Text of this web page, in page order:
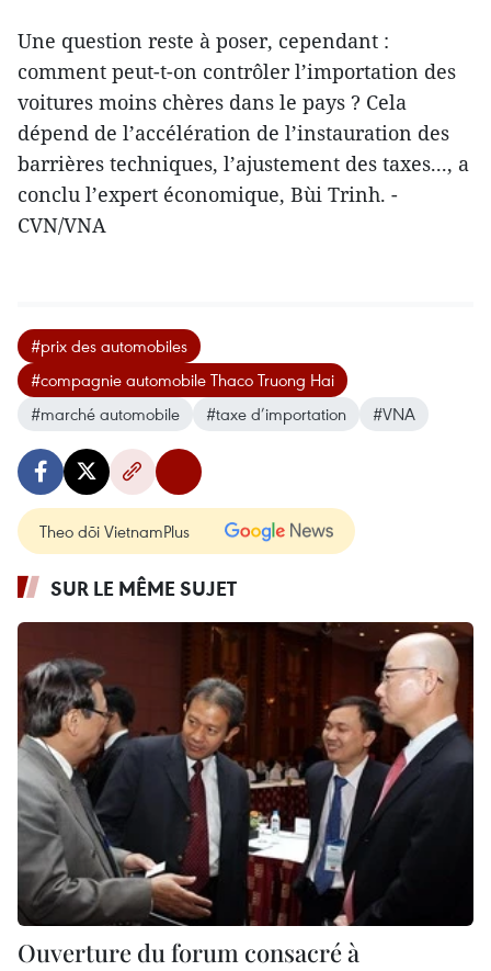
Une question reste à poser, cependant :
comment peut-t-on contrôler l’importation des
voitures moins chères dans le pays ? Cela
dépend de l’accélération de l’instauration des
barrières techniques, l’ajustement des taxes..., a
conclu l’expert économique, Bùi Trinh. -
CVN/VNA
#prix des automobiles
#compagnie automobile Thaco Truong Hai
#marché automobile
#taxe d’importation #VNA
Theo dõi VietnamPlus
SUR LE MÊME SUJET
Ouverture du forum consacré à